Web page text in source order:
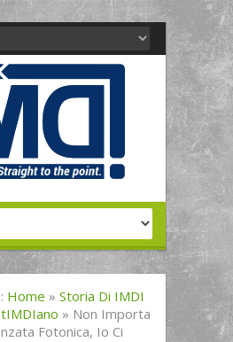
Home » Storia Di IMDI
» Non Importa
Fotonica, Io Ci